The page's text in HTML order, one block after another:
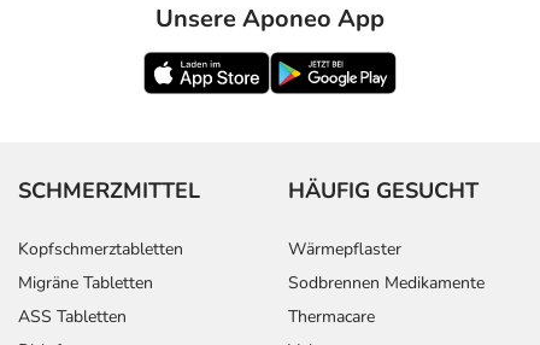
Unsere Aponeo App
SCHMERZMITTEL
Kopfschmerztabletten
Migräne Tabletten
ASS Tabletten
HÄUFIG GESUCHT
Wärmepflaster
Sodbrennen Medikamente
Thermacare